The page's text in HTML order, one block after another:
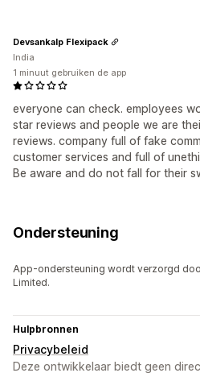
everyone can check. employees
star reviews and people we are
reviews. company full of fake
customer services and full of
Be aware and do not fall for their
Devsankalp Flexipack
India
1 minuut gebruiken de app
Ondersteuning
App-ondersteuning wordt verzorgd
Limited.
Hulpbronnen
Privacybeleid
Deze ontwikkelaar biedt geen